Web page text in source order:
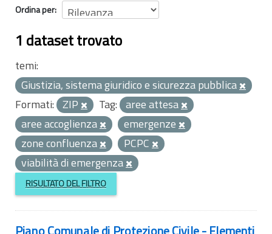
Ordina per
1 dataset trovato
temi:
Giustizia, sistema giuridico e sicurezza pubblica
Formati: ZIP Tag: aree attesa
aree accoglienza
emergenze
zone confluenza
PCPC
viabilità di emergenza
RISULTATO DEL FILTRO